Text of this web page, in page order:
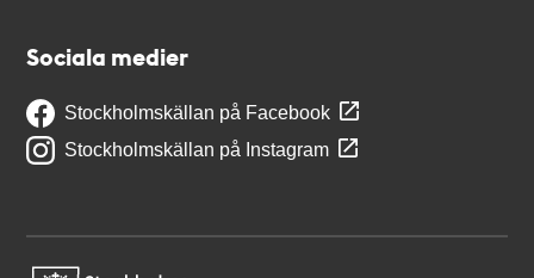
Sociala medier
Stockholmskällan på Facebook
Stockholmskällan på Instagram